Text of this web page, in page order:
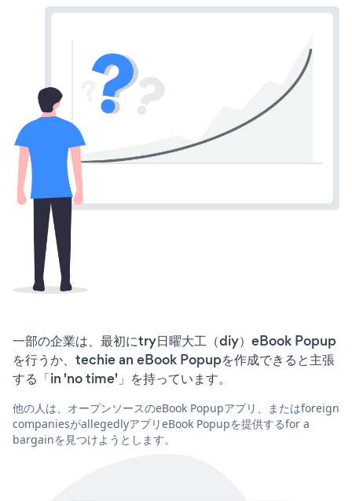
一部の企業は、最初にtry日曜大工（diy）eBook Popup
を行うか、techie an eBook Popupを作成できると主張
する「in 'no time'」を持っています。
他の人は、オープンソースのeBook Popupアプリ、またはforeign
companiesがallegedlyアプリeBook Popupを提供するfor a
bargainを見つけようとします。